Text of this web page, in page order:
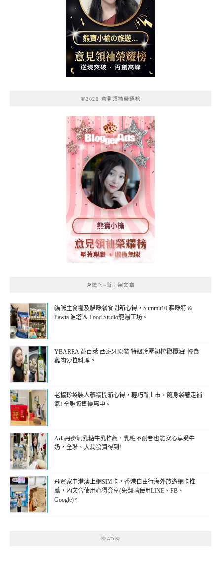
熊寶小榆の旅遊日
記
🧚2020 意見領袖榮耀榜
熊寶小榆
🔎燒ㄟ~新上架文章
貓咪主食糧及貓咪餐食開箱心得，Summit10 森咪特 &
Pawta 波塔 & Food Studio寵湯工坊。
YBARRA 益百萊 西班牙原裝 特級冷壓初榨橄欖油! 輕食
雞肉沙拉料理。
老協珍袋裝人蔘精開箱心得，輕巧新上市，隨身袋著走補
氣! 全聯販售優惠中。
Arla丹麥無乳糖牛乳推薦，乳糖不耐者也能安心享受牛
奶，全聯、大潤發買得到!
飛買家中港澳上網SIM卡，香港自由行海外旅遊網卡推
薦，內文含使用心得分享(免翻牆使用LINE、FB、
Google)。
🌺AD🌺